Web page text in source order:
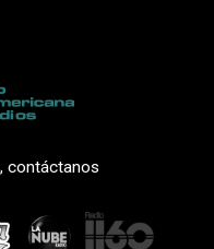
contáctanos